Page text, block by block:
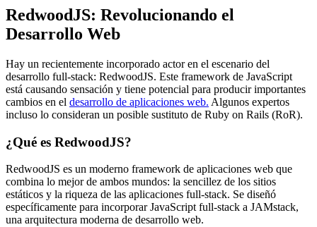
RedwoodJS: Revolucionando el
Desarrollo Web
Hay un recientemente incorporado actor en el escenario del
desarrollo full-stack: RedwoodJS. Este framework de JavaScript
está causando sensación y tiene potencial para producir importantes
cambios en el desarrollo de aplicaciones web. Algunos expertos
incluso lo consideran un posible sustituto de Ruby on Rails (RoR).
¿Qué es RedwoodJS?
RedwoodJS es un moderno framework de aplicaciones web que
combina lo mejor de ambos mundos: la sencillez de los sitios
estáticos y la riqueza de las aplicaciones full-stack. Se diseñó
específicamente para incorporar JavaScript full-stack a JAMstack,
una arquitectura moderna de desarrollo web.